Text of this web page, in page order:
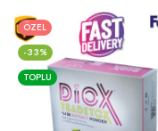
ÖZEL
-33%
TOPLU